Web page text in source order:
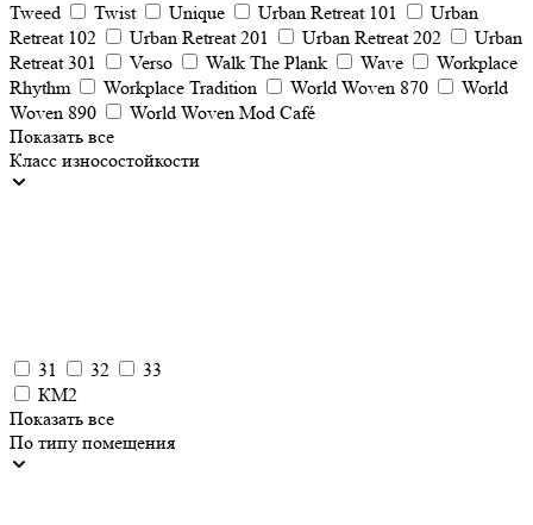
Tweed
Twist Unique Urban Retreat 101
Urban
Retreat 102
Urban Retreat 201 Urban Retreat 202
Urban
Retreat 301
Verso Walk The Plank Wave
Workplace
Rhythm
Workplace Tradition World Woven 870
World
Woven 890
World Woven Mod Café
Показать все
Класс износостойкости
31 32
33
КМ2
Показать все
По типу помещения